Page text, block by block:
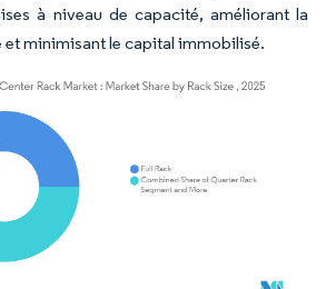
à niveau de capacité, améliorant la
et minimisant le capital immobilisé.